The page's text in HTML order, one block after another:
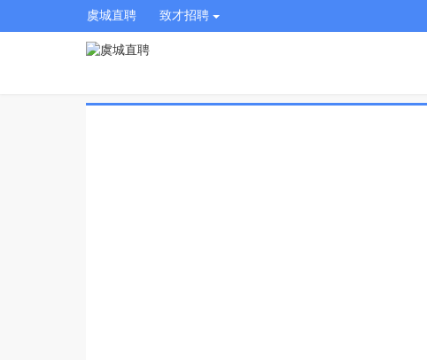
虞城直聘 致才招聘